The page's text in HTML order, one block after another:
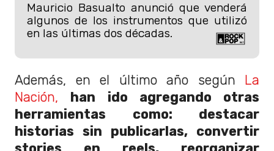
Mauricio Basualto anunció que venderá
algunos de los instrumentos que utilizó
en las últimas dos décadas.
Además, en el último año según La
Nación,
han ido agregando otras
herramientas como: destacar
historias sin publicarlas, convertir